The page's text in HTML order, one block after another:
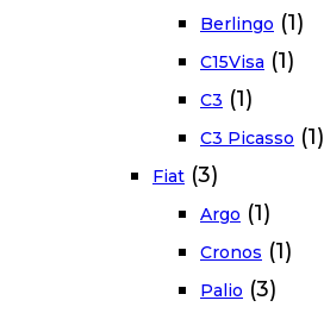
Berlingo (1)
C15Visa (1)
C3 (1)
C3 Picasso (1)
Fiat (3)
Argo (1)
Cronos (1)
Palio (3)